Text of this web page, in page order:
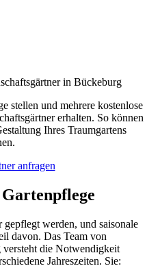
in Bückeburg
stellen und mehrere kostenlose
erhalten. So können
Ihres Traumgartens
anfragen
gepflegt werden, und saisonale
davon. Das Team von
die Notwendigkeit
Jahreszeiten. Sie: